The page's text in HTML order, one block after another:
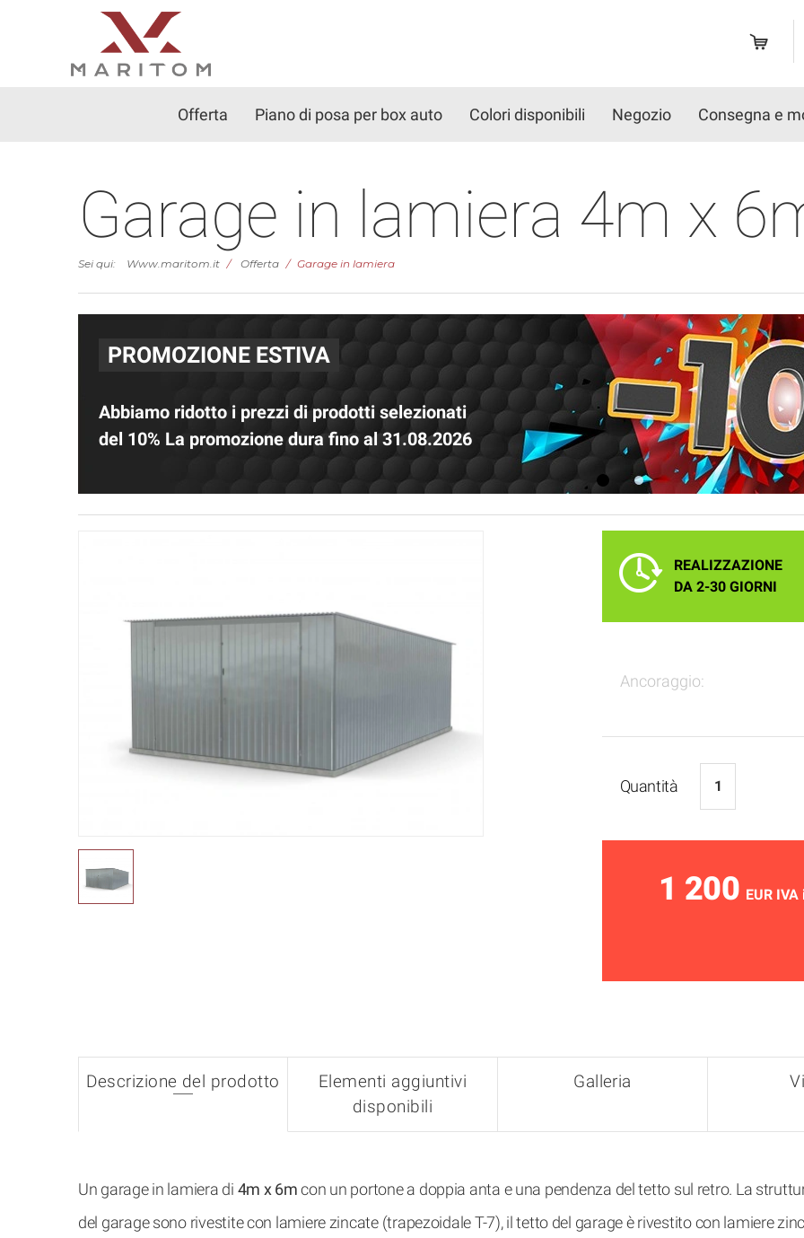
Offerta Piano di posa per box auto Colori disponibili Negozio Consegna e
Garage in lamiera 4m x
Sei qui: Www.maritom.it Offerta Garage in lamiera
PROMOZIONE ESTIVA
Abbiamo ridotto i prezzi di prodotti selezionati
del 10% La promozione dura fino al 31.08.2026
REALIZZAZIONE
DA 2-30 GIORNI
Ancoraggio:
Quantità
1 200 EUR
Descrizione del prodotto
Elementi aggiuntivi
disponibili
Galleria
Un garage in lamiera di 4m x 6mcon un portone a doppia anta e una pendenza del tetto sul retro. La
del garage sono rivestite con lamiere zincate (trapezoidale T-7), il tetto del garage è rivestito con lamiere